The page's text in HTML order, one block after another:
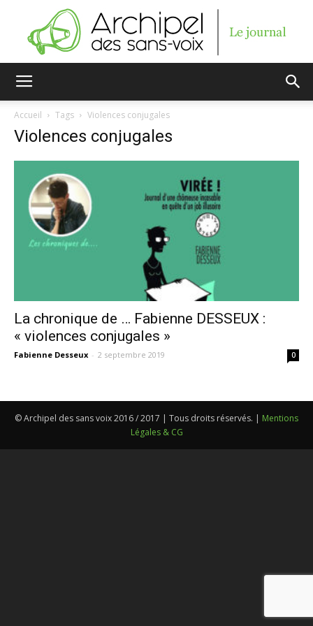
sans-
voix
Accueil Tags Violences conjugales
Violences conjugales
La chronique de … Fabienne DESSEUX :
« violences conjugales »
Fabienne Desseux - 2 septembre 2019 0
© Archipel des sans voix 2016 / 2017 | Tous droits réservés. | Mentions
Légales & CG